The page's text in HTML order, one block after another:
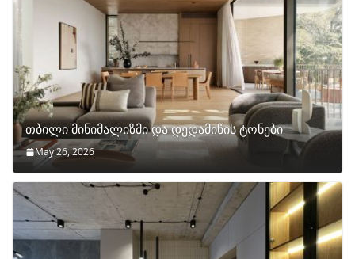
თბილი მინიმალიზმი და დედამიწის ტონები
May 26, 2026